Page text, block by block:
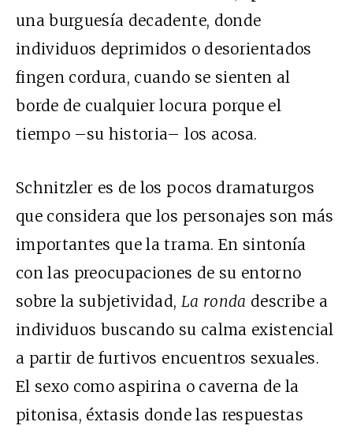
una burguesía decadente, donde
individuos deprimidos o desorientados
fingen cordura, cuando se sienten al
borde de cualquier locura porque el
tiempo –su historia– los acosa.
Schnitzler es de los pocos dramaturgos
que considera que los personajes son más
importantes que la trama. En sintonía
con las preocupaciones de su entorno
sobre la subjetividad, La ronda describe a
individuos buscando su calma existencial
a partir de furtivos encuentros sexuales.
El sexo como aspirina o caverna de la
pitonisa, éxtasis donde las respuestas